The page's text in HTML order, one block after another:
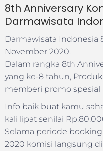
8th Anniversary
Darmawisata
Darmawisata Indonesia
November 2020.
Dalam rangka 8th
yang ke-8 tahun,
memberi promo spesial
Info baik buat kamu
kali lipat senilai
Selama periode
2020 komisi langsung